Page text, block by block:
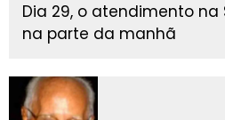
Dia 29, o atendimento na
na parte da manhã